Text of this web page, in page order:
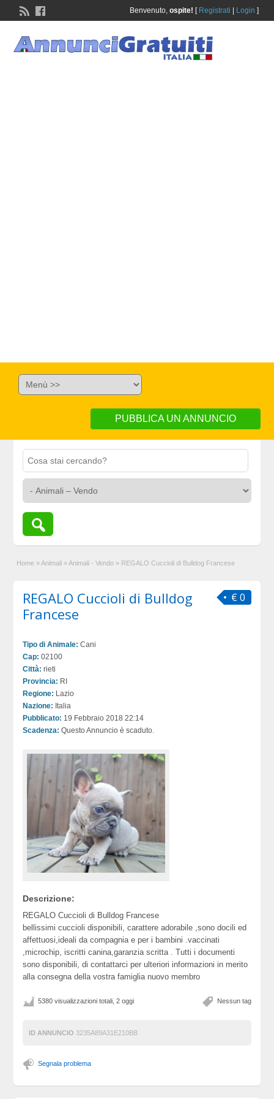
Benvenuto, ospite! [ Registrati Login ]
PUBBLICA UN ANNUNCIO
Home » Animali » Animali - Vendo » REGALO Cuccioli di Bulldog Francese
€ 0
REGALO Cuccioli di Bulldog
Francese
Tipo di Animale: Cani
Cap: 02100
Città: rieti
Provincia: RI
Regione: Lazio
Nazione: Italia
Pubblicato: 19 Febbraio 2018 22:14
Scadenza: Questo Annuncio è scaduto.
Descrizione:
REGALO Cuccioli di Bulldog Francese
bellissimi cuccioli disponibili, carattere adorabile ,sono docili ed
affettuosi,ideali da compagnia e per i bambini .vaccinati
,microchip, iscritti canina,garanzia scritta . Tutti i documenti
sono disponibili, di contattarci per ulteriori informazioni in merito
alla consegna della vostra famiglia nuovo membro
Nessun tag
5380 visualizzazioni totali, 2 oggi
ID ANNUNCIO 3235A89A31E210BB
Segnala problema